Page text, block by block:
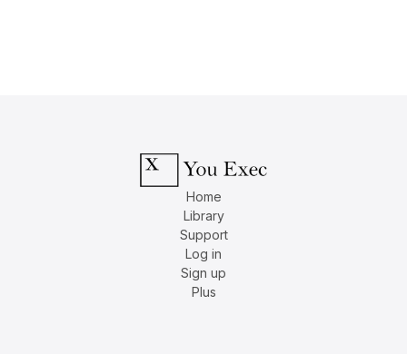
Home
Library
Support
Log in
Sign up
Plus